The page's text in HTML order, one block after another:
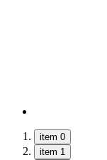
item 0
item 1